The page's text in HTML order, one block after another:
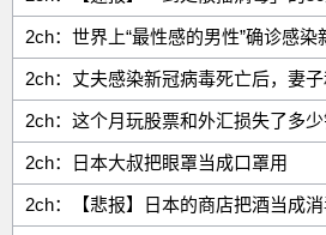
2ch：世界上“最性感的男性”确诊感染
2ch：这个月玩股票和外汇损失了多少
2ch：日本大叔把眼罩当成口罩用
2ch：【悲报】日本的商店把酒当成